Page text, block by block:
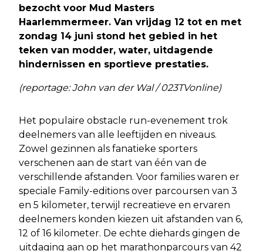
bezocht voor Mud Masters
Haarlemmermeer. Van vrijdag 12 tot en met
zondag 14 juni stond het gebied in het
teken van modder, water, uitdagende
hindernissen en sportieve prestaties.
(reportage: John van der Wal / 023TVonline)
Het populaire obstacle run-evenement trok
deelnemers van alle leeftijden en niveaus.
Zowel gezinnen als fanatieke sporters
verschenen aan de start van één van de
verschillende afstanden. Voor families waren er
speciale Family-editions over parcoursen van 3
en 5 kilometer, terwijl recreatieve en ervaren
deelnemers konden kiezen uit afstanden van 6,
12 of 16 kilometer. De echte diehards gingen de
uitdaging aan op het marathonparcours van 42